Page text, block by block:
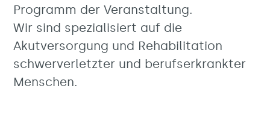
Programm der Veranstaltung.
Wir sind spezialisiert auf die
Akutversorgung und Rehabilitation
schwerverletzter und berufserkrankter
Menschen.